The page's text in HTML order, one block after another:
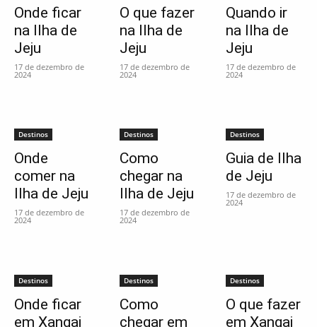
Onde ficar
na Ilha de
Jeju
17 de dezembro de
2024
O que fazer
na Ilha de
Jeju
17 de dezembro de
2024
Quando ir
na Ilha de
Jeju
17 de dezembro de
2024
Destinos
Onde
comer na
Ilha de Jeju
17 de dezembro de
2024
Destinos
Como
chegar na
Ilha de Jeju
17 de dezembro de
2024
Destinos
Guia de Ilha
de Jeju
17 de dezembro de
2024
Destinos
Onde ficar
em Xangai
Destinos
Como
chegar em
Destinos
O que fazer
em Xangai